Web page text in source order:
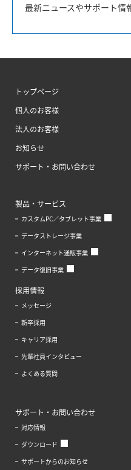
最新ニュースやサポート情
トップページ
個人のお客様
法人のお客様
お知らせ
サポート・お問い合わせ
製品・サービス
カスタムPC／タブレット事業
データストレージ事業
インターネット通販事業
データ復旧事業
採用情報
メッセージ
新卒採用
キャリア採用
先輩社員インタビュー
よくある質問
サポート・お問い合わせ
対応情報
ダウンロード
サポートからのお知らせ